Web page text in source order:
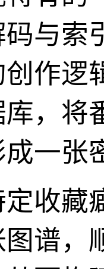
与索
作逻
，将
一张
收藏
谱，